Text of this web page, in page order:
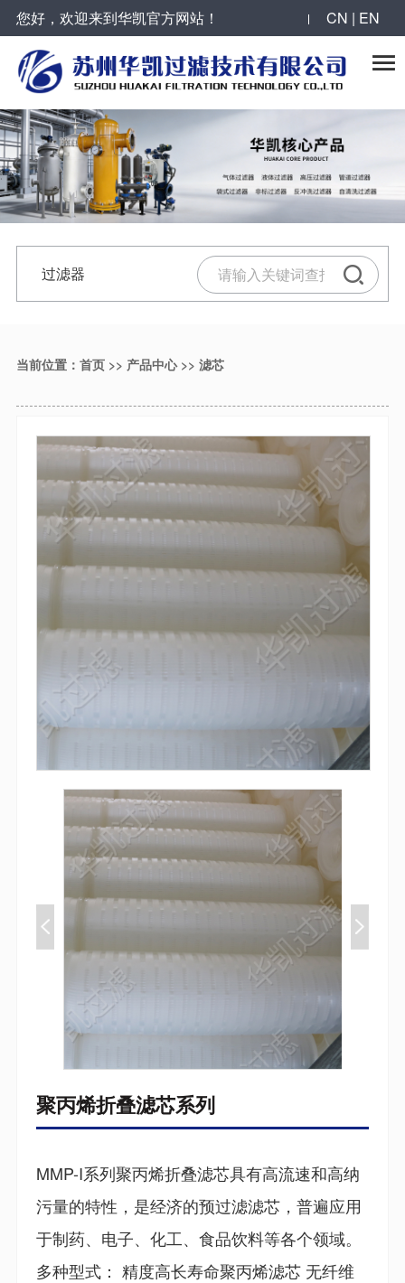
您好，欢迎来到华凯官方网站！ CN | EN

反冲洗过滤器系列
烛式过滤器
自清洗刷式过滤器
活性炭过滤器
微孔反冲洗精密过滤器
并联列管式反冲洗过滤器
吸吮式反冲洗过滤器
微孔精密过滤器
全自动自清洗过滤器系列
叠片式过滤器
全自动Y型自清洗过滤器
大流量自清洗过滤器
吸吮式自清洗过滤器
自清洗过滤器
袋式过滤器系列
抱箍型单袋式过滤器
单袋式过滤器
顶入式单袋式过滤器
快速开关多袋式过滤器
碳钢衬胶过滤器
袋式过滤器
多袋式过滤器
气体过滤器系列
大流量气体过滤器
压缩空气过滤器
气体过滤器
合作案例
工程案例
服务领域
合作伙伴
华凯动态
公司新闻
最新动态
过滤器技术
过滤器
自清洗过滤器
当前位置： 首页>> 产品中心>> 滤芯
聚丙烯折叠滤芯系列
MMP-I系列聚丙烯折叠滤芯具有高流速和高纳
污量的特性，是经济的预过滤滤芯，普遍应用
于制药、电子、化工、食品饮料等各个领域。
多种型式： 精度高长寿命聚丙烯滤芯 无纤维